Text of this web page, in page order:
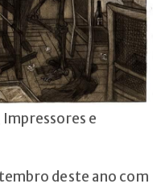
e
deste ano com